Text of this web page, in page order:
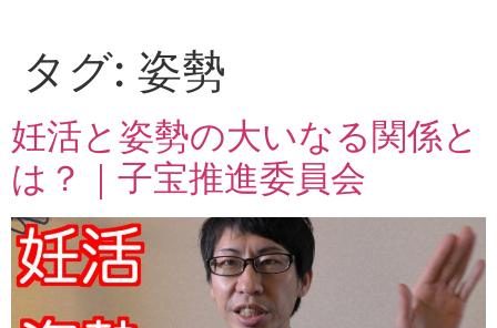
contentタグ: 姿勢
妊活と姿勢の大いなる関係と
は？｜子宝推進委員会